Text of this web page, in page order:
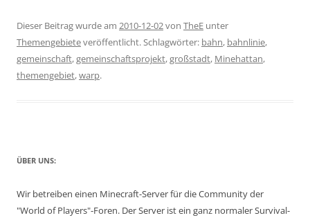
Dieser Beitrag wurde am 2010-12-02von TheE unter
Themengebieteveröffentlicht. Schlagwörter: bahn, bahnlinie,
gemeinschaft,gemeinschaftsprojekt,großstadt, Minehattan,
themengebiet,warp.
ÜBER UNS:
Wir betreiben einen Minecraft-Server für die Community der
"World of Players"-Foren. Der Server ist ein ganz normaler Survival-